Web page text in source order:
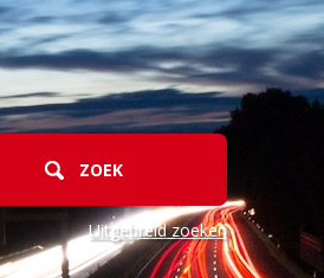
Uitgebreid zoeken